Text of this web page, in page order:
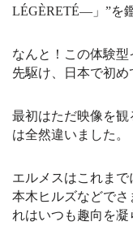
LÉGÈRETÉ―」”を
なんと！ この体験
先駆け、日本で初め
最初はただ映像を
は全然違いました。
エルメスはこれま
本木ヒルズなどで
れはいつも趣向を